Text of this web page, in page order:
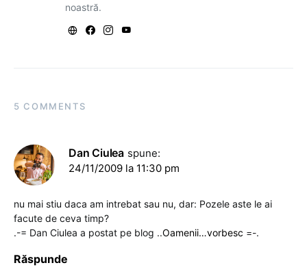
noastră.
5 COMMENTS
Dan Ciulea spune:
24/11/2009 la 11:30 pm
nu mai stiu daca am intrebat sau nu, dar: Pozele aste le ai
facute de ceva timp?
.-= Dan Ciulea a postat pe blog ..Oamenii…vorbesc =-.
Răspunde